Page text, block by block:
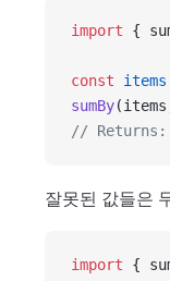
import {
const items
sumBy
//
잘못된 값들은
import {